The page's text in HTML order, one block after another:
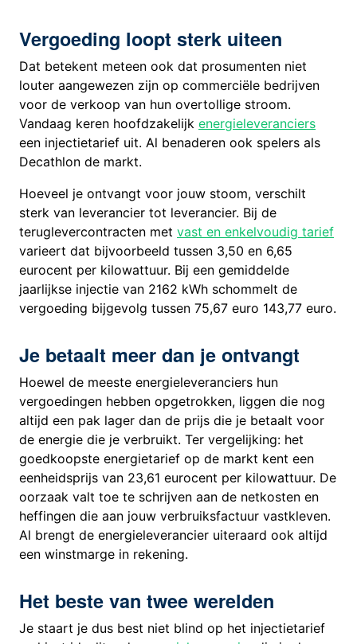
Vergoeding loopt sterk uiteen
Dat betekent meteen ook dat prosumenten niet
louter aangewezen zijn op commerciële bedrijven
voor de verkoop van hun overtollige stroom.
Vandaag keren hoofdzakelijkenergieleveranciers
een injectietarief uit. Al benaderen ook spelers als
Decathlon de markt.
Hoeveel je ontvangt voor jouw stoom, verschilt
sterk van leverancier tot leverancier. Bij de
teruglevercontracten metvast en enkelvoudig tarief
varieert dat bijvoorbeeld tussen 3,50 en 6,65
eurocent per kilowattuur. Bij een gemiddelde
jaarlijkse injectie van 2162 kWh schommelt de
vergoeding bijgevolg tussen 75,67 euro 143,77 euro.
Je betaalt meer dan je ontvangt
Hoewel de meeste energieleveranciers hun
vergoedingen hebben opgetrokken, liggen die nog
altijd een pak lager dan de prijs die je betaalt voor
de energie die je verbruikt. Ter vergelijking: het
goedkoopste energietarief op de markt kent een
eenheidsprijs van 23,61 eurocent per kilowattuur. De
oorzaak valt toe te schrijven aan de netkosten en
heffingen die aan jouw verbruiksfactuur vastkleven.
Al brengt de energieleverancier uiteraard ook altijd
een winstmarge in rekening.
Het beste van twee werelden
Je staart je dus best niet blind op het injectietarief